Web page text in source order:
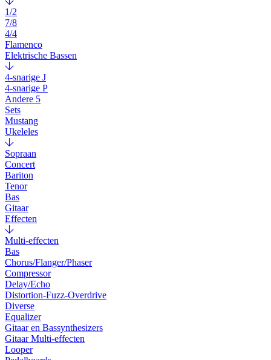
1/2
7/8
4/4
Flamenco
Elektrische Bassen
4-snarige J
4-snarige P
Andere 5
Sets
Mustang
Ukeleles
Sopraan
Concert
Bariton
Tenor
Bas
Gitaar
Effecten
Multi-effecten
Bas
Chorus/Flanger/Phaser
Compressor
Delay/Echo
Distortion-Fuzz-Overdrive
Diverse
Equalizer
Gitaar en Bassynthesizers
Gitaar Multi-effecten
Looper